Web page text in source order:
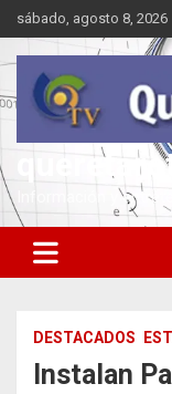
Saltar
al
contenido
sábado, agosto 8, 2026
Información y
DESTACADOS
Instalan